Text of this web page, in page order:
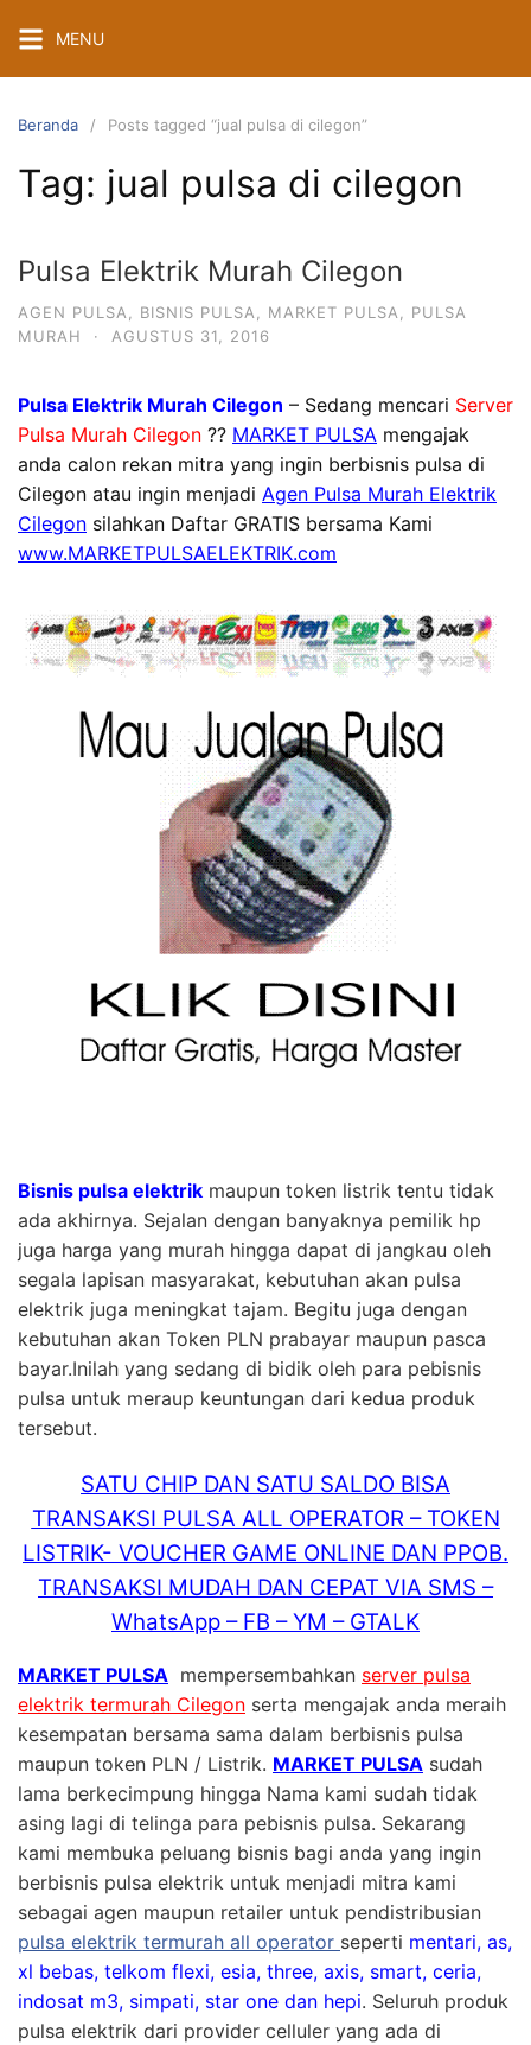
ke
konten
MENU
Beranda Posts tagged “jual pulsa di cilegon”
Tag: jual pulsa di cilegon
Pulsa Elektrik Murah Cilegon
AGEN PULSA BISNIS PULSA MARKET PULSA
PULSA
MURAH
· AGUSTUS 31, 2016
Pulsa Elektrik Murah Cilegon – Sedang mencari Server
Pulsa Murah Cilegon ?? MARKET PULSA mengajak
anda calon rekan mitra yang ingin berbisnis pulsa di
Cilegon atau ingin menjadi Agen Pulsa Murah Elektrik
Cilegon silahkan Daftar GRATIS bersama Kami
www.MARKETPULSAELEKTRIK.com
Bisnis pulsa elektrik maupun token listrik tentu tidak
ada akhirnya. Sejalan dengan banyaknya pemilik hp
juga harga yang murah hingga dapat di jangkau oleh
segala lapisan masyarakat, kebutuhan akan pulsa
elektrik juga meningkat tajam. Begitu juga dengan
kebutuhan akan Token PLN prabayar maupun pasca
bayar.Inilah yang sedang di bidik oleh para pebisnis
pulsa untuk meraup keuntungan dari kedua produk
tersebut.
SATU CHIP DAN SATU SALDO BISA
TRANSAKSI PULSA ALL OPERATOR – TOKEN
LISTRIK- VOUCHER GAME ONLINE DAN PPOB.
TRANSAKSI MUDAH DAN CEPAT VIA SMS –
WhatsApp – FB – YM – GTALK
MARKET PULSA mempersembahkan server pulsa
elektrik termurah Cilegon serta mengajak anda meraih
kesempatan bersama sama dalam berbisnis pulsa
maupun token PLN / Listrik. MARKET PULSA sudah
lama berkecimpung hingga Nama kami sudah tidak
asing lagi di telinga para pebisnis pulsa. Sekarang
kami membuka peluang bisnis bagi anda yang ingin
berbisnis pulsa elektrik untuk menjadi mitra kami
sebagai agen maupun retailer untuk pendistribusian
pulsa elektrik termurah all operator seperti mentari, as,
xl bebas, telkom flexi, esia, three, axis, smart, ceria,
indosat m3, simpati, star one dan hepi. Seluruh produk
pulsa elektrik dari provider celluler yang ada di